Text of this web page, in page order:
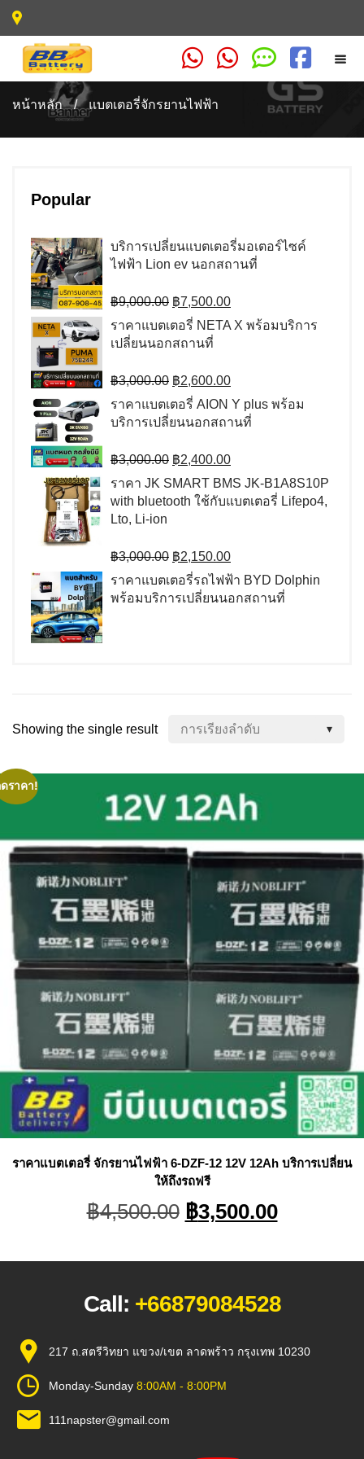
หน้าหลัก / แบตเตอรี่จักรยานไฟฟ้า
Popular
บริการเปลี่ยนแบตเตอรี่มอเตอร์ไซค์
ไฟฟ้า Lion ev นอกสถานที่
฿9,000.00 Original
price
was:
฿9,000.00.
฿7,500.00Current
price
is:
ราคาแบตเตอรี่ NETA X พร้อมบริการ
เปลี่ยนนอกสถานที่
฿3,000.00 Original
price
was:
฿3,000.00.
฿2,600.00Current
price
is:
฿2,600.00.
ราคาแบตเตอรี่ AION Y plus พร้อม
บริการเปลี่ยนนอกสถานที่
฿3,000.00 Original
price
was:
฿3,000.00.
฿2,400.00Current
price
is:
฿2,400.00.
ราคา JK SMART BMS JK-B1A8S10P
with bluetooth ใช้กับแบตเตอรี่ Lifepo4,
Lto, Li-ion
฿3,000.00 Original
price
was:
฿3,000.00.
฿2,150.00Current
price
is:
฿2,150.00.
ราคาแบตเตอรี่รถไฟฟ้า BYD Dolphin
พร้อมบริการเปลี่ยนนอกสถานที่
Showing the single result
ราคา!
ราคาแบตเตอรี่ จักรยานไฟฟ้า 6-DZF-12 12V 12Ah บริการเปลี่ยน
ให้ถึงรถฟรี
฿4,500.00 Original
price
฿4,500.00.
฿3,500.00Current
price
฿
Call: +66879084528
217 ถ.สตรีวิทยา แขวง/เขต ลาดพร้าว กรุงเทพ 10230
Monday-Sunday 8:00AM - 8:00PM
111napster@gmail.com